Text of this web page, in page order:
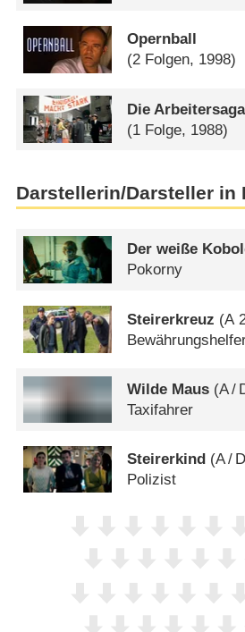
Opernball
(2 Folgen, 1998)
Die Arbeitersaga
(1 Folge, 1988)
Darstellerin/Darsteller in
Der weiße
Pokorny
Steirerkreuz (A
Wilde Maus (A/
Taxifahrer
Steirerkind (A/ D
Polizist